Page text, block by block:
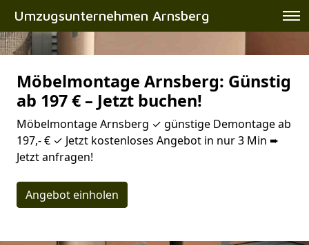
Umzugsunternehmen Arnsberg
Möbelmontage Arnsberg: Günstig
ab 197 € – Jetzt buchen!
Möbelmontage Arnsberg ✓ günstige Demontage ab
197,- € ✓ Jetzt kostenloses Angebot in nur 3 Min ➨
Jetzt anfragen!
Angebot einholen